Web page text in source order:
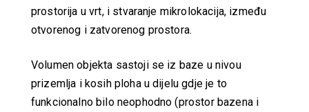
prostorija u vrt, i stvaranje mikrolokacija, između
otvorenog i zatvorenog prostora.
Volumen objekta sastoji se iz baze u nivou
prizemlja i kosih ploha u dijelu gdje je to
funkcionalno bilo neophodno (prostor bazena i